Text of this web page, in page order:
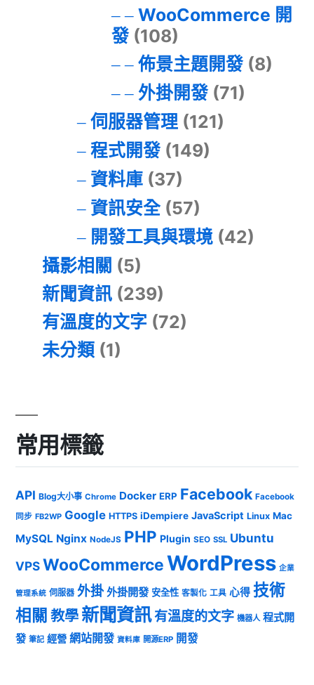
WooCommerce 開
發(108)
佈景主題開發(8)
外掛開發(71)
伺服器管理(121)
程式開發(149)
資料庫(37)
資訊安全(57)
開發工具與環境(42)
攝影相關 (5)
新聞資訊 (239)
有溫度的文字 (72)
未分類 (1)
常用標籤
API Blog大小事 Chrome Docker ERP Facebook Facebook
同步 FB2WP Google HTTPS iDempiere JavaScript Linux Mac
MySQL Nginx NodeJS PHP Plugin SEO SSL Ubuntu
VPSWooCommerceWordPress 企業
管理系統 伺服器 外掛 外掛開發 安全性 客製化 工具 心得 技術
相關 教學 新聞資訊有溫度的文字 機器人 程式開
發 筆記 經營 網站開發 資料庫 開源ERP 開發